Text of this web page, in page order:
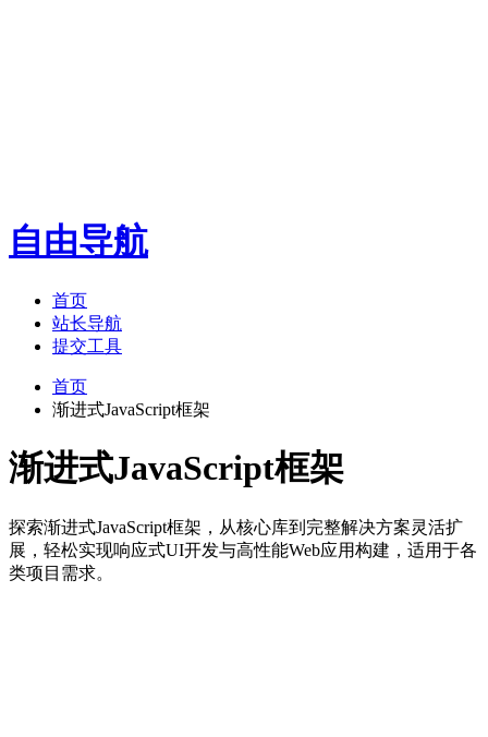
自由导航
首页
站长导航
提交工具
首页
渐进式JavaScript框架
渐进式JavaScript框架
探索渐进式JavaScript框架，从核心库到完整解决方案灵活扩
展，轻松实现响应式UI开发与高性能Web应用构建，适用于各
类项目需求。